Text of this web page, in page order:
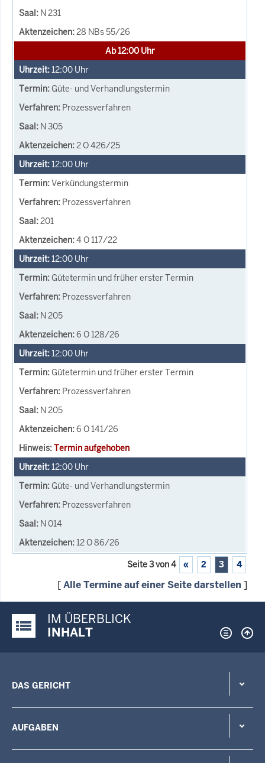
N 231
28 NBs 55/26
Ab 12:00 Uhr
12:00 Uhr
Güte- und Verhandlungstermin
Prozessverfahren
N 305
2 O 426/25
12:00 Uhr
Verkündungstermin
Prozessverfahren
201
4 O 117/22
12:00 Uhr
Gütetermin und früher erster Termin
Prozessverfahren
N 205
6 O 128/26
12:00 Uhr
Gütetermin und früher erster Termin
Prozessverfahren
N 205
6 O 141/26
Termin aufgehoben
12:00 Uhr
Güte- und Verhandlungstermin
Prozessverfahren
N 014
12 O 86/26
Seite 3 von 4 « 2 3 4
[Alle Termine auf einer Seite darstellen ]
Justiz-Portal im Überblick:
IM ÜBERBLICK
INHALT
DAS GERICHT
AUFGABEN